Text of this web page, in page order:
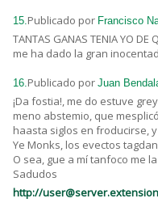
15.Publicado por Francisco
TANTAS GANAS TENIA YO
me ha dado la gran
16.Publicado por Juan
¡Da fostia!, me do estuve
meno abstemio, que
haasta siglos en froducirse,
Ye Monks, los evectos
O sea, gue a mí tanfoco me
Sadudos
http://user@server.extension